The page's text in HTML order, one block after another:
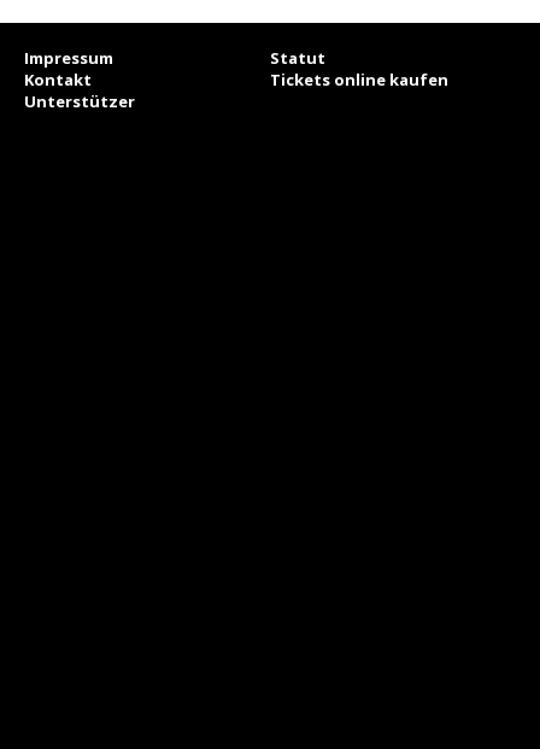
Impressum
Statut
Kontakt
Tickets online kaufen
Unterstützer